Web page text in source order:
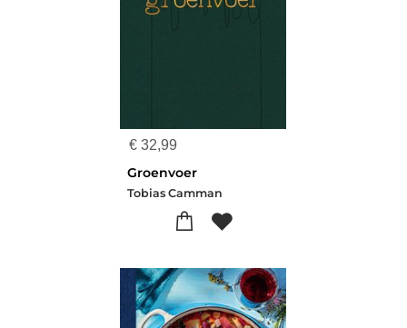
€ 32,99
Groenvoer
Tobias Camman